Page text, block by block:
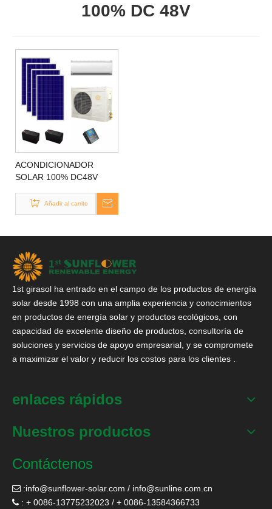
100% DC 48V
ACONDICIONADOR
SOLAR 100% DC48V
Añadir al carrito
1st girasol ha entrado en el campo de los productos de energía
solar desde 1998 con una amplia experiencia y conocimientos
en productos de energía solar y productos ecológicos, con
capacidad de excelente diseño de productos, consultoría de
soluciones y servicios de apoyo empresarial, y se compromete
a maximizar el valor y reducir los costos para los clientes .
enlaces rápidos
Nuestros productos
Contáctenos
 :info@sunflower-solar.com / info@sunline.com.cn
 : + 0086-13775232023 / + 0086-13584366733